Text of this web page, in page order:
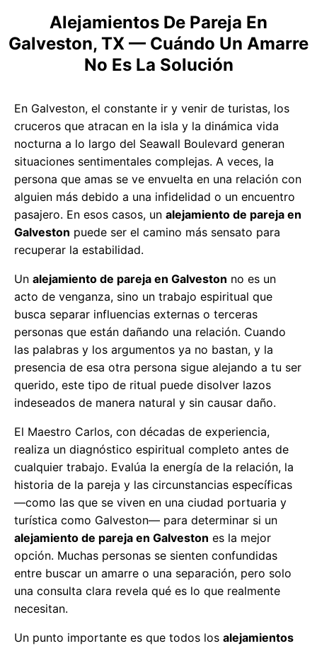
Alejamientos De Pareja En
Galveston, TX — Cuándo Un Amarre
No Es La Solución
En Galveston, el constante ir y venir de turistas, los
cruceros que atracan en la isla y la dinámica vida
nocturna a lo largo del Seawall Boulevard generan
situaciones sentimentales complejas. A veces, la
persona que amas se ve envuelta en una relación con
alguien más debido a una infidelidad o un encuentro
pasajero. En esos casos, un alejamiento de pareja en
Galveston puede ser el camino más sensato para
recuperar la estabilidad.
Un alejamiento de pareja en Galveston no es un
acto de venganza, sino un trabajo espiritual que
busca separar influencias externas o terceras
personas que están dañando una relación. Cuando
las palabras y los argumentos ya no bastan, y la
presencia de esa otra persona sigue alejando a tu ser
querido, este tipo de ritual puede disolver lazos
indeseados de manera natural y sin causar daño.
El Maestro Carlos, con décadas de experiencia,
realiza un diagnóstico espiritual completo antes de
cualquier trabajo. Evalúa la energía de la relación, la
historia de la pareja y las circunstancias específicas
—como las que se viven en una ciudad portuaria y
turística como Galveston— para determinar si un
alejamiento de pareja en Galveston es la mejor
opción. Muchas personas se sienten confundidas
entre buscar un amarre o una separación, pero solo
una consulta clara revela qué es lo que realmente
necesitan.
Un punto importante es que todos los alejamientos